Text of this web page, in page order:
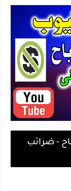
- ضرائب